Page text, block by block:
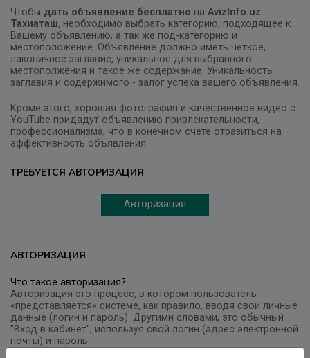
Чтобы дать объявление бесплатно на AvizInfo.uz
Тахиаташ, необходимо выбрать категорию, подходящее к
Вашему объявлению, а так же под-категорию и
местоположение. Объявление должно иметь четкое,
лаконичное заглавие, уникальное для выбранного
местополжения и такое же содержание. Уникальность
заглавия и содержимого - залог успеха вашего объявления.
Кроме этого, хорошая фотография и качественное видео с
YouTube придадут объявлению привлекательности,
профессионализма, что в конечном счете отразиться на
эффективность объявления.
ТРЕБУЕТСЯ АВТОРИЗАЦИЯ
Авторизация
АВТОРИЗАЦИЯ
Что такое авторизация?
Авторизация это процесс, в котором пользователь
«представляется» системе, как правило, вводя свои личные
данные (логин и пароль). Другими словами, это обычный
"Вход в кабинет", используя свой логин (адрес электронной
почты) и пароль.